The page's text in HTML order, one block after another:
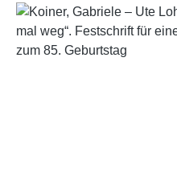
Skip image gallery